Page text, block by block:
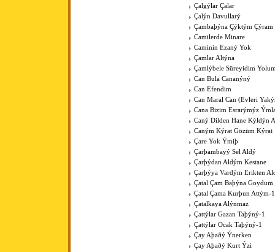
Çalgýlar Çalar
Çalýn Davullarý
Çambaþýna Çýktým Çýram
Camilerde Minare
Caminin Ezaný Yok
Çamlar Altýna
Çamlýbele Süreyidim
Can Bula Cananýný
Can Efendim
Can Maral Can (Evleri
Cana Bizim Esrarýmýz
Caný Dilden Hane Kýldýn
Caným Kýrat Gözüm Kýrat
Çare Yok Ýmiþ
Çarþambayý Sel Aldý
Çarþýdan Aldým Kestane
Çarþýya Vardým Erikten
Çatal Çam Baþýna Goydum
Çatal Çama Kurþun Attým-1
Çatalkaya Alýnmaz
Çattýlar Gazan Taþýný-1
Çattýlar Ocak Taþýný-1
Çay Aþaðý Ýnerken
Çay Aþaðý Kurt Ýzi